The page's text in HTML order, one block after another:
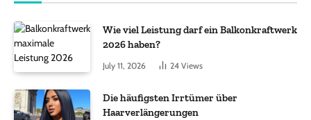
Wie viel Leistung darf ein Balkonkraftwerk
2026 haben?
July 11, 2026 24 Views
Die häufigsten Irrtümer über
Haarverlängerungen